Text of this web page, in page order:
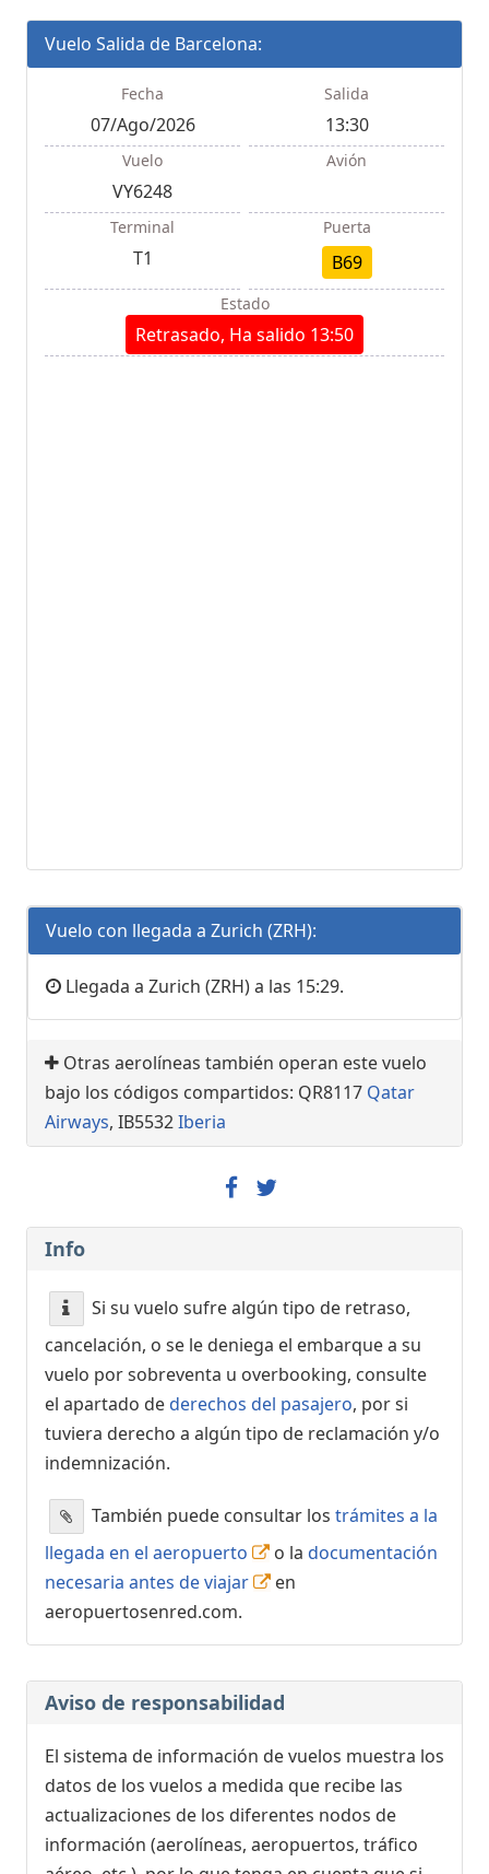
Vuelo Salida de Barcelona:
Fecha
07/Ago/2026
Salida
13:30
Vuelo
VY6248
Avión
Terminal
T1
Puerta
B69
Estado
Retrasado, Ha salido 13:50
Vuelo con llegada a Zurich (ZRH):
Llegada a Zurich (ZRH) a las 15:29.
Otras aerolíneas también operan este vuelo
bajo los códigos compartidos: QR8117 Qatar
Airways, IB5532Iberia
Info
Si su vuelo sufre algún tipo de retraso,
cancelación, o se le deniega el embarque a su
vuelo por sobreventa u overbooking, consulte
el apartado dederechos del pasajero, por si
tuviera derecho a algún tipo de reclamación y/o
indemnización.
También puede consultar los trámites a la
llegada en el aeropuerto
o la documentación
necesaria antes de viajar
en
aeropuertosenred.com.
Aviso de responsabilidad
El sistema de información de vuelos muestra los
datos de los vuelos a medida que recibe las
actualizaciones de los diferentes nodos de
información (aerolíneas, aeropuertos, tráfico